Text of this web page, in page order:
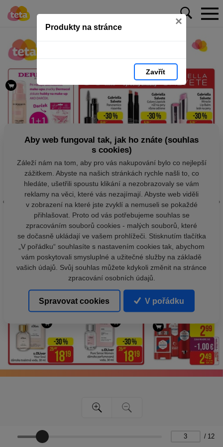
Produkty na stránce ×
Zavřít
/ 12
Aby web fungoval tak, jak ho znáte (souhlas
s cookies)
Záleží nám na tom, aby pro vás nakupování bylo co nejlepší
zážitkem. Abyste na našich stránkách rychle našli to, co
hledáte, ušetřili spoustu klikání a nezobrazovaly se vám
reklamy na věci, které vás nezajímají. Abyste web viděli
v zobrazení na které jste zvyklí a nemuseli se pokaždé
přihlašovat. Proto od vás potřebujeme souhlas se
zpracováním souborů cookies - malých souborů, které
se dočasně ukládají ve vašem prohlížeči. Stisknutím tlačítka
„V pořádku“ souhlasíte s nastavením cookies tak, abychom
vám poskytovali smysluplné a užitečné služby na základě
vašich údajů. Svůj souhlas můžete kdykoli změnit na stránce
zpracování osobních údajů.
Spravovat cookies V pořádku